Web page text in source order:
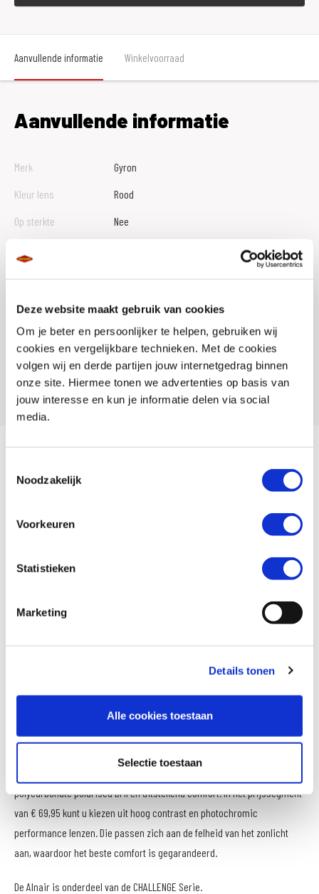
Deze website maakt gebruik van cookies
Om je beter en persoonlijker te helpen, gebruiken wij
cookies en vergelijkbare technieken. Met de cookies
volgen wij en derde partijen jouw internetgedrag binnen
onze site. Hiermee tonen we advertenties op basis van
jouw interesse en kun je informatie delen via social
media.
Noodzakelijk
Voorkeuren
Statistieken
Marketing
Details tonen
Alle cookies toestaan
Selectie toestaan
Aanvullende informatie Winkelvoorraad
Aanvullende informatie
Merk
Gyron
Kleur lens
Rood
Op sterkte
Nee
Artikelnummer
108079 220 00
SKU
046155
Offline Sales
Nee
Leveranciersnummer
8718924551721
zonnebril een must. Elke bril voldoet aan de hoogste kwalitatieve
producteigenschappen en biedt honderd procent UV-bescherming.
Challenge serie
Een derde collectie is de challenge serie. Hieronder vallen de meest
mountainbikers, maar ook zeker te gebruiken op de tennisbaan of
tijdens watersporten. De brillen hebben een strakke vormgeving en zijn
uiteraard voorzien van het hoogwaardige polycarbonate frame en de
sterke, polarized lenzen. Al sla je er met een hamer op, ze blijven heel.
Uitstekende prijs/kwaliteit verhouding
De unieke Gyron zonnebrillen zijn zeer betaalbaar. Voor € 19,95 heb je al
polycarbonate polarised bril en uitstekend comfort. In het prijssegment
van € 69,95 kunt u kiezen uit hoog contrast en photochromic
performance lenzen. Die passen zich aan de felheid van het zonlicht
aan, waardoor het beste comfort is gegarandeerd.
De Alnair is onderdeel van de CHALLENGE Serie.